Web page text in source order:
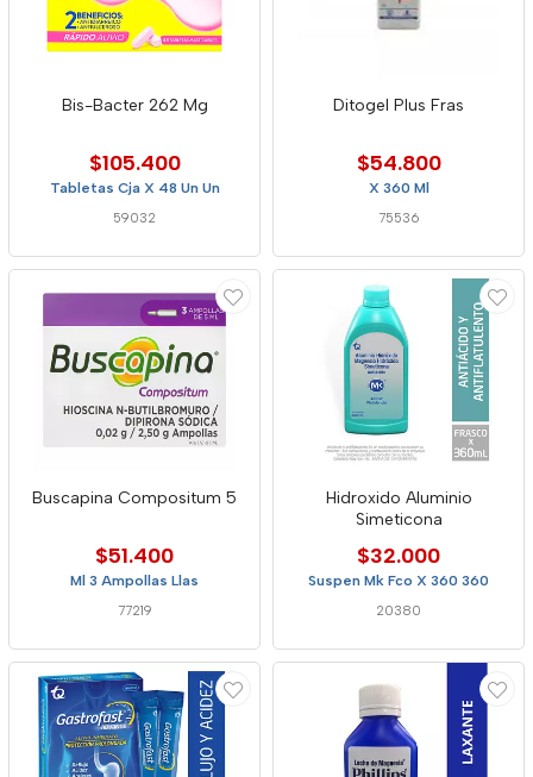
Bis-Bacter 262 Mg
$105.400
Tabletas Cja X 48 Un Un
59032
Ditogel Plus Fras
$54.800
X 360 Ml
75536
Buscapina Compositum 5
$51.400
Ml 3 Ampollas Llas
77219
Hidroxido Aluminio
Simeticona
$32.000
Suspen Mk Fco X 360 360
20380